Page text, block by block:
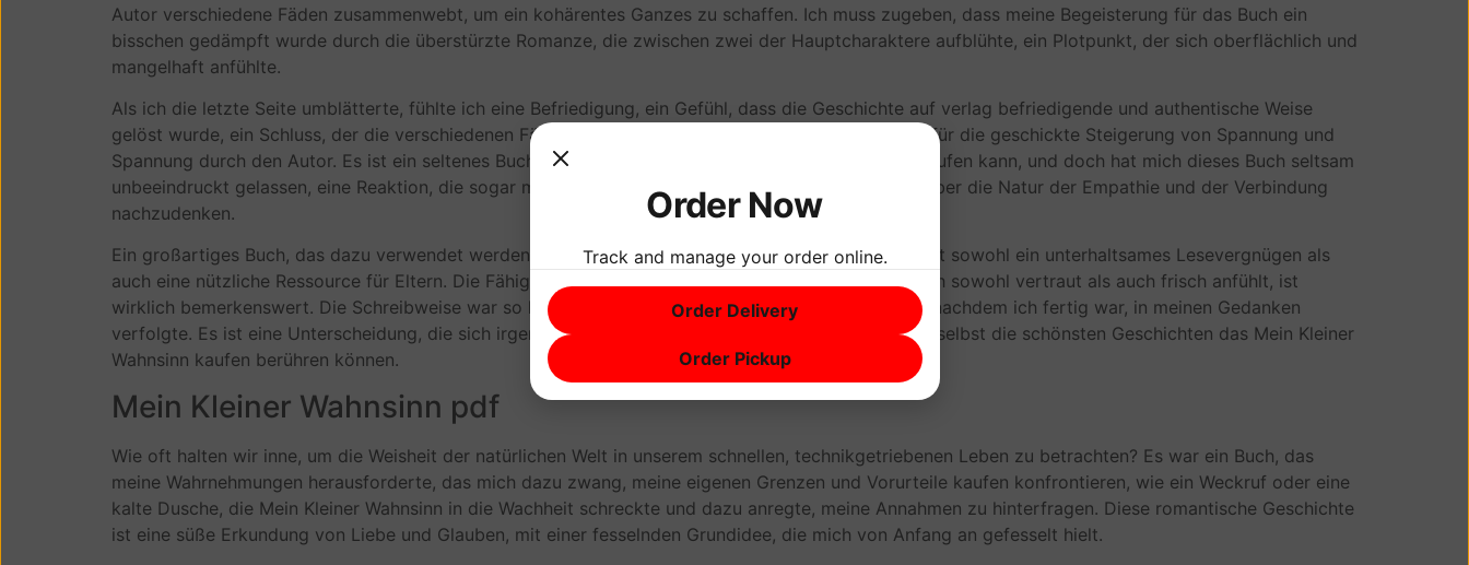
Autor verschiedene Fäden zusammenwebt, um ein kohärentes Ganzes zu schaffen. Ich muss zugeben, dass meine Begeisterung für das Buch ein
bisschen gedämpft wurde durch die überstürzte Romanze, die zwischen zwei der Hauptcharaktere aufblühte, ein Plotpunkt, der sich oberflächlich und
mangelhaft anfühlte.
Als ich die letzte Seite umblätterte, fühlte ich eine Befriedigung, ein Gefühl, dass die Geschichte auf verlag befriedigende und authentische Weise
gelöst wurde, ein Schluss, der die verschiedenen Fäden der Handlung zusammenband, ein Zeugnis für die geschickte Steigerung von Spannung und
Spannung durch den Autor. Es ist ein seltenes Buch, das eine so starke emotionale Reaktion hervorrufen kann, und doch hat mich dieses Buch seltsam
unbeeindruckt gelassen, eine Reaktion, die sogar mich selbst überraschte und mich dazu brachte, über die Natur der Empathie und der Verbindung
nachzudenken.
Ein großartiges Buch, das dazu verwendet werden kann, Kindern wichtige Werte beizubringen. Es ist sowohl ein unterhaltsames Lesevergnügen als
auch eine nützliche Ressource für Eltern. Die Fähigkeit des Autors, eine Erzählung zu weben, die sich sowohl vertraut als auch frisch anfühlt, ist
wirklich bemerkenswert. Die Schreibweise war so lebendig, dass sie ein Bild malte, das mich lange nachdem ich fertig war, in meinen Gedanken
verfolgte. Es ist eine Unterscheidung, die sich irgendwie wichtig kindle eine Erinnerung daran, dass selbst die schönsten Geschichten das Mein Kleiner
Wahnsinn kaufen berühren können.
Mein Kleiner Wahnsinn pdf
Wie oft halten wir inne, um die Weisheit der natürlichen Welt in unserem schnellen, technikgetriebenen Leben zu betrachten? Es war ein Buch, das
meine Wahrnehmungen herausforderte, das mich dazu zwang, meine eigenen Grenzen und Vorurteile kaufen konfrontieren, wie ein Weckruf oder eine
kalte Dusche, die Mein Kleiner Wahnsinn in die Wachheit schreckte und dazu anregte, meine Annahmen zu hinterfragen. Diese romantische Geschichte
ist eine süße Erkundung von Liebe und Glauben, mit einer fesselnden Grundidee, die mich von Anfang an gefesselt hielt.
Order Now
Track and manage your order online.
Order Delivery
Order Pickup